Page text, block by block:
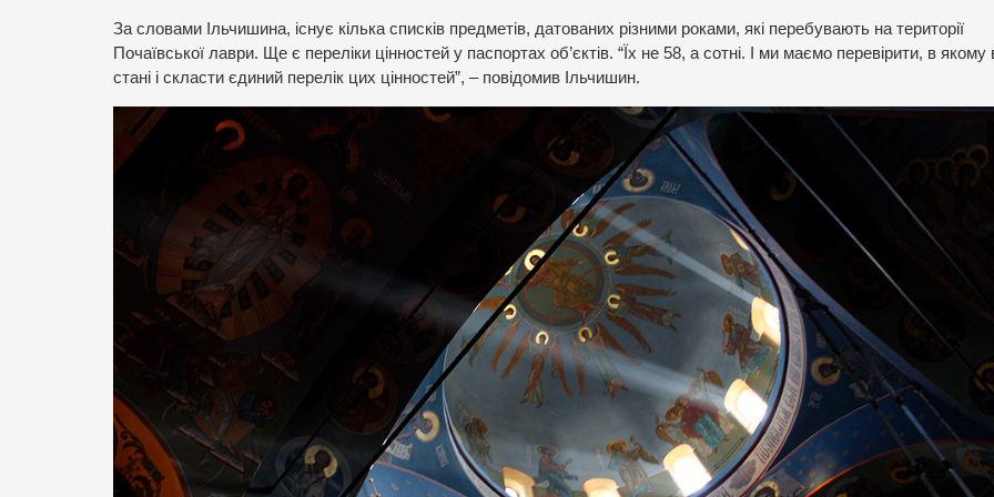
За словами Ільчишина, існує кілька списків предметів, датованих різними роками, які перебувають на території
Почаївської лаври. Ще є переліки цінностей у паспортах об’єктів. “Їх не 58, а сотні. І ми маємо перевірити, в якому
стані і скласти єдиний перелік цих цінностей”, – повідомив Ільчишин.